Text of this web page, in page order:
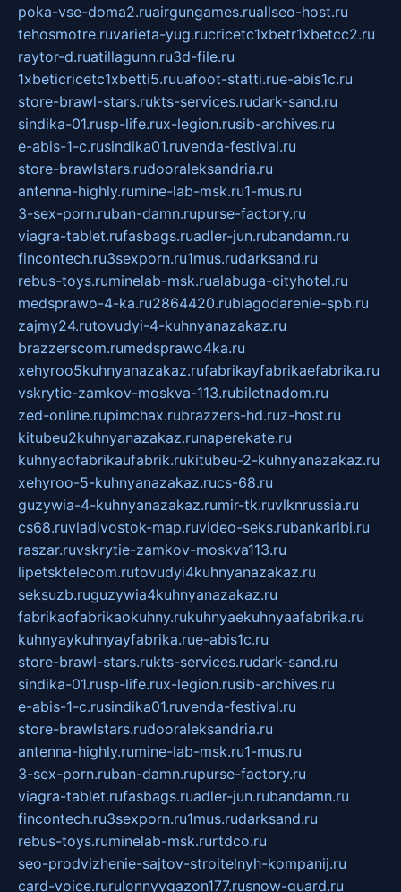
poka-vse-doma2.ruairgungames.ruallseo-host.ru
tehosmotre.ruvarieta-yug.rucricetc1xbetr1xbetcc2.ru
raytor-d.ruatillagunn.ru3d-file.ru
1xbeticricetc1xbetti5.ruuafoot-statti.rue-abis1c.ru
store-brawl-stars.rukts-services.rudark-sand.ru
sindika-01.rusp-life.rux-legion.rusib-archives.ru
e-abis-1-c.rusindika01.ruvenda-festival.ru
store-brawlstars.rudooraleksandria.ru
antenna-highly.rumine-lab-msk.ru1-mus.ru
3-sex-porn.ruban-damn.rupurse-factory.ru
viagra-tablet.rufasbags.ruadler-jun.rubandamn.ru
fincontech.ru3sexporn.ru1mus.rudarksand.ru
rebus-toys.ruminelab-msk.rualabuga-cityhotel.ru
medsprawo-4-ka.ru2864420.rublagodarenie-spb.ru
zajmy24.rutovudyi-4-kuhnyanazakaz.ru
brazzerscom.rumedsprawo4ka.ru
xehyroo5kuhnyanazakaz.rufabrikayfabrikaefabrika.ru
vskrytie-zamkov-moskva-113.rubiletnadom.ru
zed-online.rupimchax.rubrazzers-hd.ruz-host.ru
kitubeu2kuhnyanazakaz.runaperekate.ru
kuhnyaofabrikaufabrik.rukitubeu-2-kuhnyanazakaz.ru
xehyroo-5-kuhnyanazakaz.rucs-68.ru
guzywia-4-kuhnyanazakaz.rumir-tk.ruvlknrussia.ru
cs68.ruvladivostok-map.ruvideo-seks.rubankaribi.ru
raszar.ruvskrytie-zamkov-moskva113.ru
lipetsktelecom.rutovudyi4kuhnyanazakaz.ru
seksuzb.ruguzywia4kuhnyanazakaz.ru
fabrikaofabrikaokuhny.rukuhnyaekuhnyaafabrika.ru
kuhnyaykuhnyayfabrika.rue-abis1c.ru
store-brawl-stars.rukts-services.rudark-sand.ru
sindika-01.rusp-life.rux-legion.rusib-archives.ru
e-abis-1-c.rusindika01.ruvenda-festival.ru
store-brawlstars.rudooraleksandria.ru
antenna-highly.rumine-lab-msk.ru1-mus.ru
3-sex-porn.ruban-damn.rupurse-factory.ru
viagra-tablet.rufasbags.ruadler-jun.rubandamn.ru
fincontech.ru3sexporn.ru1mus.rudarksand.ru
rebus-toys.ruminelab-msk.rurtdco.ru
seo-prodvizhenie-sajtov-stroitelnyh-kompanij.ru
card-voice.rurulonnyygazon177.rusnow-guard.ru